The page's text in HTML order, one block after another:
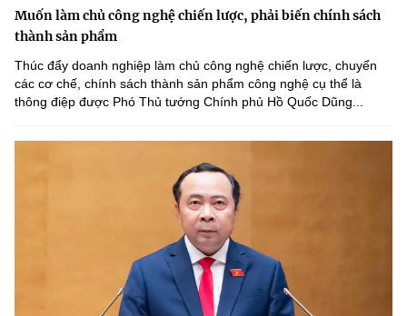
Muốn làm chủ công nghệ chiến lược, phải biến chính sách
thành sản phẩm
Thúc đẩy doanh nghiệp làm chủ công nghệ chiến lược, chuyển
các cơ chế, chính sách thành sản phẩm công nghệ cụ thể là
thông điệp được Phó Thủ tướng Chính phủ Hồ Quốc Dũng...